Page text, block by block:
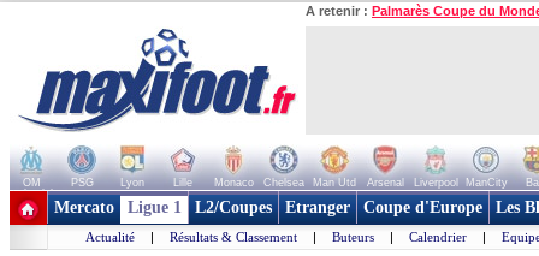
A retenir : Palmarès Coupe du
OM PSG Lyon Lille Monaco Chelsea Man Utd Arsenal Liverpool ManCity
+ de clubs
Mercato Ligue 1 L2/Coupes Etranger Coupe d'Europe Les
Actualité | Résultats & Classement | Buteurs | Calendrier |